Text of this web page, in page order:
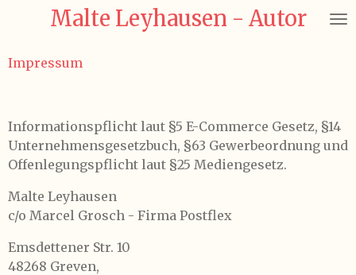
Malte Leyhausen - Autor
Impressum
Informationspflicht laut §5 E-Commerce Gesetz, §14
Unternehmensgesetzbuch, §63 Gewerbeordnung und
Offenlegungspflicht laut §25 Mediengesetz.
Malte Leyhausen
c/o Marcel Grosch - Firma Postflex
Emsdettener Str. 10
48268 Greven,